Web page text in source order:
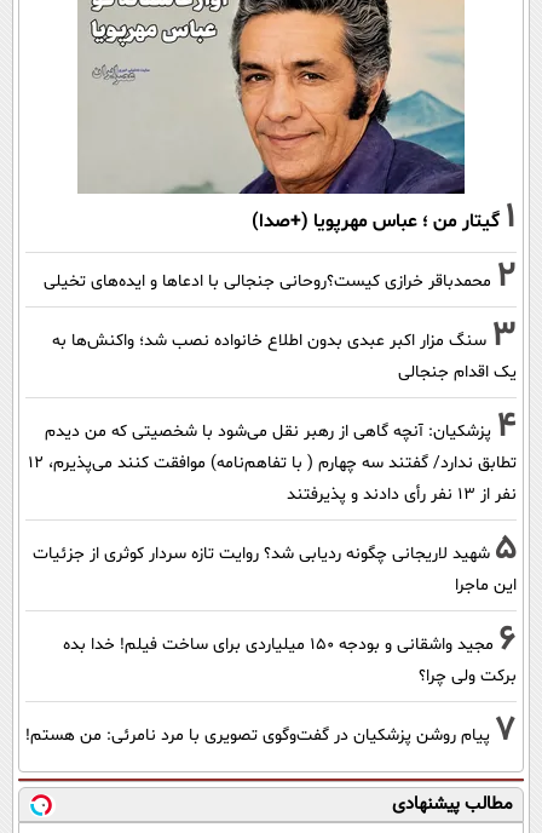
1 گیتار من ؛ عباس مهرپویا (+صدا)
2 محمدباقر خرازی کیست؟روحانی جنجالی با ادعاها و ایده‌های تخیلی
3 سنگ مزار اکبر عبدی بدون اطلاع خانواده نصب شد؛ واکنش‌ها به
یک اقدام جنجالی
4 پزشکیان‌: آنچه گاهی از رهبر نقل می‌شود با شخصیتی که من دیدم
تطابق ندارد/ گفتند سه چهارم ( با تفاهم‌نامه) موافقت کنند می‌پذیرم، 12
نفر از 13 نفر رأی دادند و پذیرفتند
5 شهید لاریجانی چگونه ردیابی شد؟ روایت تازه سردار کوثری از جزئیات
این ماجرا
6
مجید واشقانی و بودجه 150 میلیاردی برای ساخت فیلم! خدا بده
برکت ولی چرا؟
7 پیام روشن پزشکیان در گفت‌و‌گوی تصویری با مرد نامرئی: من هستم!
مطالب پیشنهادی